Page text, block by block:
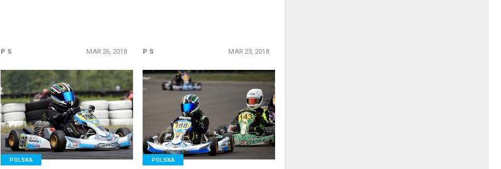
P S MAR 26, 2018 P S MAR 23, 2018
READ MORE
POLSKA
READ MORE
POLSKA